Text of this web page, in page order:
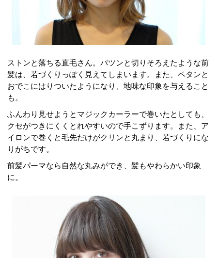
ストンと落ちる直毛さん。パツンと切りそろえたような前
髪は、若づくりっぽく見えてしまいます。また、ペタンと
おでこにはりついたようになり、地味な印象を与えること
も。
ふんわり見せようとマジックカーラーで巻いたとしても、
クセがつきにくくとれやすいので手こずります。また、ア
イロンで巻くと毛先だけがクリンと丸まり、若づくりにな
りがちです。
前髪パーマなら自然な丸みができ、髪もやわらかい印象
に。